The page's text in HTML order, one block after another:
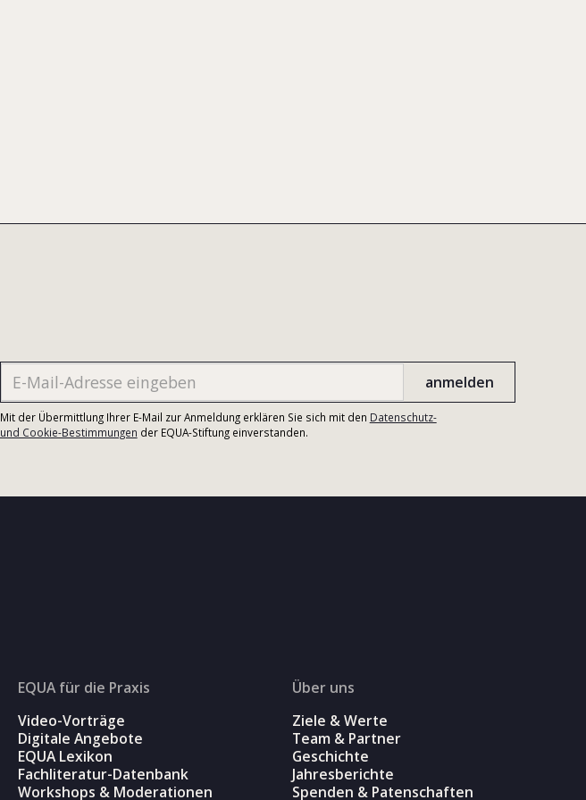
Mit der Übermittlung Ihrer E-Mail zur Anmeldung erklären Sie sich mit den Datenschutz-
und Cookie-Bestimmungen der EQUA-Stiftung einverstanden.
EQUA für die Praxis
Video-Vorträge
Digitale Angebote
EQUA Lexikon
Fachliteratur-Datenbank
Workshops & Moderationen
Über uns
Ziele & Werte
Team & Partner
Geschichte
Jahresberichte
Spenden & Patenschaften